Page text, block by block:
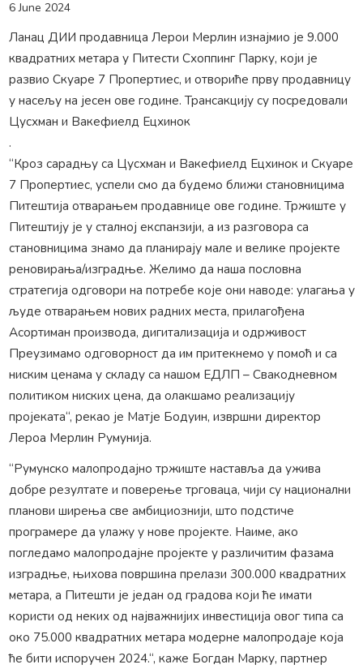
6 June 2024
Ланац ДИИ продавница Лерои Мерлин изнајмио је 9.000
квадратних метара у Питести Схоппинг Парку, који је
развио Скуаре 7 Пропертиес, и отвориће прву продавницу
у насељу на јесен ове године. Трансакцију су посредовали
Цусхман и Вакефиелд Ецхинок
.
“Кроз сарадњу са Цусхман и Вакефиелд Ецхинок и Скуаре
7 Пропертиес, успели смо да будемо ближи становницима
Питештија отварањем продавнице ове године. Тржиште у
Питештију је у сталној експанзији, а из разговора са
становницима знамо да планирају мале и велике пројекте
реновирања/изградње. Желимо да наша пословна
стратегија одговори на потребе које они наводе: улагања у
људе отварањем нових радних места, прилагођена
Асортиман производа, дигитализација и одрживост
Преузимамо одговорност да им притекнемо у помоћ и са
ниским ценама у складу са нашом ЕДЛП ​​– Свакодневном
политиком ниских цена, да олакшамо реализацију
пројеката“, рекао је Матје Бодуин, извршни директор
Лероа Мерлин Румунија.
“Румунско малопродајно тржиште наставља да ужива
добре резултате и поверење трговаца, чији су национални
планови ширења све амбициознији, што подстиче
програмере да улажу у нове пројекте. Наиме, ако
погледамо малопродајне пројекте у различитим фазама
изградње, њихова површина прелази 300.000 квадратних
метара, а Питешти је један од градова који ће имати
користи од неких од најважнијих инвестиција овог типа са
око 75.000 квадратних метара модерне малопродаје која
ће бити испоручен 2024.“, каже Богдан Марку, партнер